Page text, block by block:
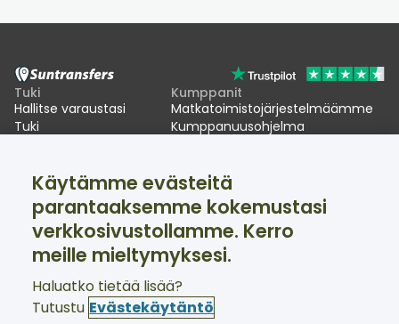
Tuki
Hallitse varaustasi
Tuki
Kumppanit
Matkatoimistojärjestelmäämme
Kumppanuusohjelma
Suntransfers
Tietoa meistä
Arvostelut
Hiihtokuljetukset
Sosiaalinen media
Facebook
Tuki saatavilla 24/7
Käytämme evästeitä
parantaaksemme kokemustasi
verkkosivustollamme. Kerro
meille mieltymyksesi.
Haluatko tietää lisää?
Tutustu Evästekäytäntö